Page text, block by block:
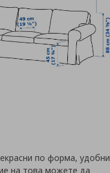
по форма, удобни
на това можете да